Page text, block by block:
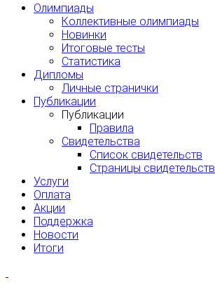
Олимпиады
Коллективные олимпиады
Новинки
Итоговые тесты
Статистика
Дипломы
Личные странички
Публикации
Публикации
Правила
Свидетельства
Список свидетельств
Страницы свидетельств
Услуги
Оплата
Акции
Поддержка
Новости
Итоги